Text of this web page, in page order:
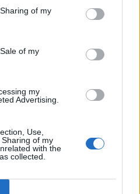
of my
of my
my
Advertising.
Use,
of my
with the
collected.
veikannut voittaa. Mikäli
Jos tämänkin jälkeen on
määrittää voittajan.
Jaakiekonmmkisat.comille
yhteyttä voiton osuessa
minkäänlaisiin
Jaakiekonmkisat.comille